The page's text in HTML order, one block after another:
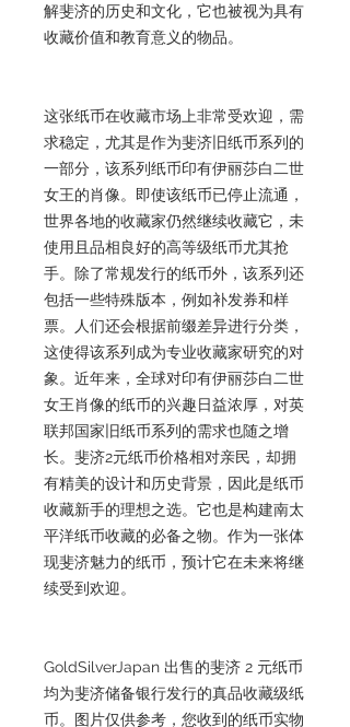
解斐济的历史和文化，它也被视为具有
收藏价值和教育意义的物品。
这张纸币在收藏市场上非常受欢迎，需
求稳定，尤其是作为斐济旧纸币系列的
一部分，该系列纸币印有伊丽莎白二世
女王的肖像。即使该纸币已停止流通，
世界各地的收藏家仍然继续收藏它，未
使用且品相良好的高等级纸币尤其抢
手。除了常规发行的纸币外，该系列还
包括一些特殊版本，例如补发券和样
票。人们还会根据前缀差异进行分类，
这使得该系列成为专业收藏家研究的对
象。近年来，全球对印有伊丽莎白二世
女王肖像的纸币的兴趣日益浓厚，对英
联邦国家旧纸币系列的需求也随之增
长。斐济2元纸币价格相对亲民，却拥
有精美的设计和历史背景，因此是纸币
收藏新手的理想之选。它也是构建南太
平洋纸币收藏的必备之物。作为一张体
现斐济魅力的纸币，预计它在未来将继
续受到欢迎。
GoldSilverJapan 出售的斐济 2 元纸币
均为斐济储备银行发行的真品收藏级纸
币。图片仅供参考，您收到的纸币实物